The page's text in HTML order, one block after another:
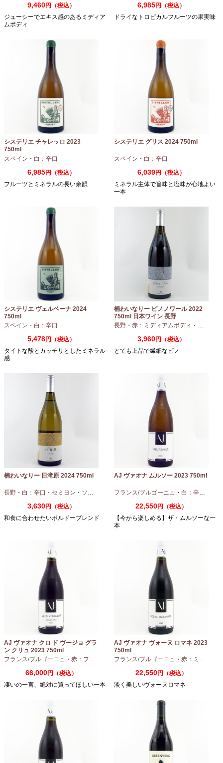
9,460円（税込）
ジューシーでエキス感のあるミディア
ムボディ
6,985円（税込）
ドライなトロピカルフルーツの果実味
システリエ チャレッロ 2023
750ml
スペイン ・ 白：辛口
6,985円（税込）
フルーツとミネラルの長い余韻
システリエ グリス 2024 750ml
スペイン ・ 白：辛口
6,039円（税込）
ミネラル主体で旨味と塩味が心地よい
一本
システリエ ヴェルベーナ 2024
750ml
スペイン ・ 白：辛口
5,478円（税込）
タイトな酸とカッチリとしたミネラル
感
楠わいなりー ピノノワール 2022
750ml 日本ワイン 長野
長野 ・ 赤：ミディアムボディ ・ ピノノワ
3,960円（税込）
とても上品で繊細なピノ
楠わいなりー 日滝原 2024 750ml
長野 ・ 白：辛口 ・ セミヨン ・ ソーヴィニオンブラン
3,630円（税込）
和食に合わせたいボルドーブレンド
AJ ヴァオナ ムルソー 2023 750ml
フランス/ブルゴーニュ ・ 白：辛口
22,550円（税込）
【今から楽しめる】ザ・ムルソーな一
本
AJ ヴァオナ クロ ド ヴージョ グラ
ン クリュ 2023 750ml
フランス/ブルゴーニュ ・ 赤：フルボディ ・ピノノワール
66,000円（税込）
凄いの一言、絶対に買ってほしい一本
AJ ヴァオナ ヴォーヌ ロマネ 2023
750ml
フランス/ブルゴーニュ ・ 赤：ミディアムボディ
22,550円（税込）
淡く美しいヴォーヌロマネ